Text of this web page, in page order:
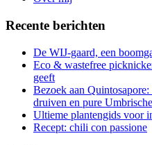
Recente berichten
De WIJ-gaard, een
Eco & wastefree
geeft
Bezoek aan
druiven en pure
Ultieme plantengids voor
Recept: chili con passione